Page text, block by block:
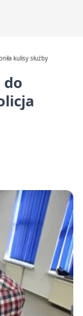
kulisy służby
do